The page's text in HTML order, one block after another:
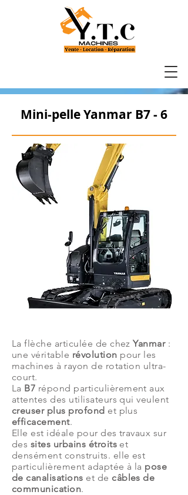
Mini-pelle Yanmar B7 - 6
La flèche articulée de chezYanmar :
une véritable révolution pour les
machines à rayon de rotation ultra-
court.
La B7 répond particulièrement aux
attentes des utilisateurs qui veulent
creuser plus profond et plus
efficacement.
Elle est idéale pour des travaux sur
des sites urbains étroits et
densément construits. elle est
particulièrement adaptée à la pose
de canalisations et de câbles de
communication.